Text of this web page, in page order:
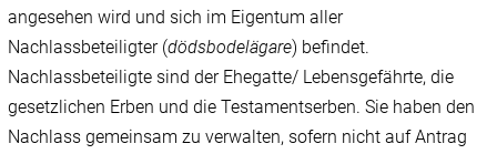
angesehen wird und sich im Eigentum aller
Nachlassbeteiligter (dödsbodelägare) befindet.
Nachlassbeteiligte sind der Ehegatte/ Lebensgefährte, die
gesetzlichen Erben und die Testamentserben. Sie haben den
Nachlass gemeinsam zu verwalten, sofern nicht auf Antrag